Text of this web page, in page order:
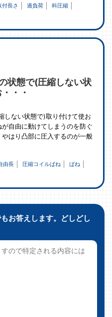
付長さ 過負荷
科圧縮
状態で(圧縮しない状
・・
しない状態で)取り付けて使お
自由に動けてしまうのを防ぐ
はり凸部に圧入するのが一般
由長 圧縮コイルばね
ばね
お答えします。どしどし